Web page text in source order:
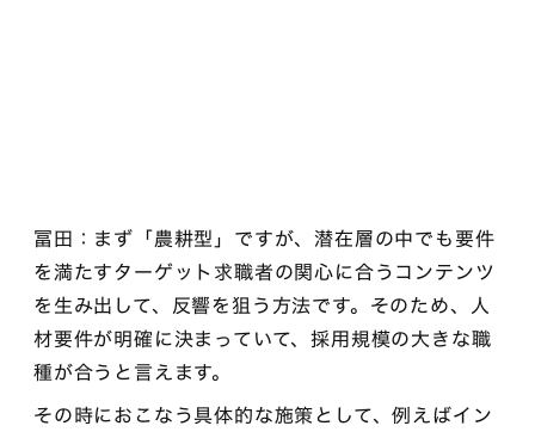
冨田：まず「農耕型」ですが、潜在層の中でも要件
を満たすターゲット求職者の関心に合うコンテンツ
を生み出して、反響を狙う方法です。そのため、人
材要件が明確に決まっていて、採用規模の大きな職
種が合うと言えます。
その時におこなう具体的な施策として、例えばイン